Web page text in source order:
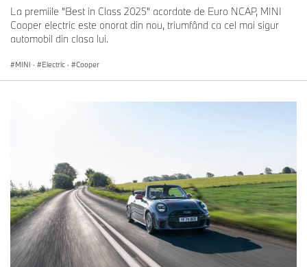
La premiile "Best in Class 2025" acordate de Euro NCAP, MINI
Cooper electric este onorat din nou, triumfând ca cel mai sigur
automobil din clasa lui.
MINI · Electric · Cooper